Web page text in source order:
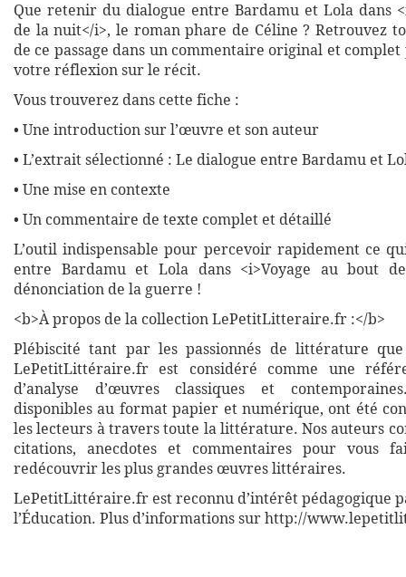
Que retenir du dialogue entre Bardamu et Lola dans
de la nuit</i>, le roman phare de Céline ? Retrouvez
de ce passage dans un commentaire original et
votre réflexion sur le récit.
Vous trouverez dans cette fiche :
• Une introduction sur l’œuvre et son auteur
• L’extrait sélectionné : Le dialogue entre Bardamu et
• Une mise en contexte
• Un commentaire de texte complet et détaillé
L’outil indispensable pour percevoir rapidement ce
entre Bardamu et Lola dans <i>Voyage au bout
dénonciation de la guerre !
<b>À propos de la collection LePetitLitteraire.fr :</b>
Plébiscité tant par les passionnés de littérature
LePetitLittéraire.fr est considéré comme une
d’analyse d’œuvres classiques et
disponibles au format papier et numérique, ont été
les lecteurs à travers toute la littérature. Nos auteurs
citations, anecdotes et commentaires pour vous
redécouvrir les plus grandes œuvres littéraires.
LePetitLittéraire.fr est reconnu d’intérêt pédagogique
l’Éducation. Plus d’informations sur http://